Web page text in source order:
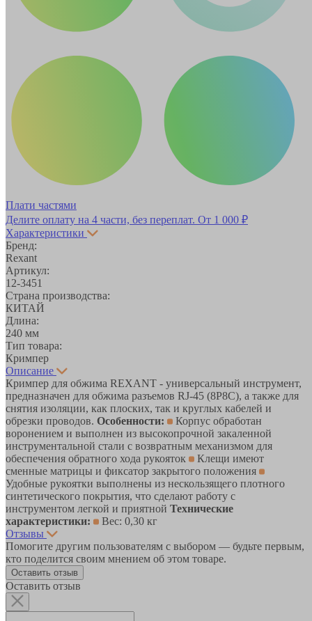
Плати частями
Делите оплату на 4 части, без переплат. От 1 000 ₽
Характеристики
Бренд:
Rexant
Артикул:
12-3451
Страна производства:
КИТАЙ
Длина:
240 мм
Тип товара:
Кримпер
Описание
Кримпер для обжима REXANT - универсальный инструмент,
предназначен для обжима разъемов RJ-45 (8P8C), а также для
снятия изоляции, как плоских, так и круглых кабелей и
обрезки проводов. Особенности:
Корпус обработан
воронением и выполнен из высокопрочной закаленной
инструментальной стали с возвратным механизмом для
обеспечения обратного хода рукояток
Клещи имеют
сменные матрицы и фиксатор закрытого положения
Удобные рукоятки выполнены из нескользящего плотного
синтетического покрытия, что сделают работу с
инструментом легкой и приятной Технические
характеристики:
Вес: 0,30 кг
Отзывы
Помогите другим пользователям с выбором — будьте первым,
кто поделится своим мнением об этом товаре.
Оставить отзыв
Оставить отзыв